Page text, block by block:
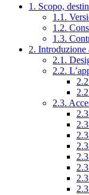
1. Scopo,
1.1.
1.2.
1.3.
2.
2.1.
2.2.
2.3.